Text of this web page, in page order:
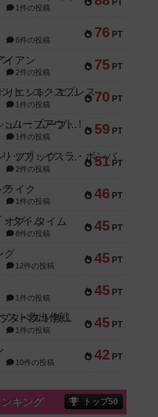
PT
1件の投稿
76 PT
6件の投稿
75 PT
イアン
2件の投稿
70 PT
トランスオリエント・エクスプレス
1件の投稿
59 PT
アンブッシュ！：ムーブアウト！
1件の投稿
51 PT
キャプテン・フリップ：イスラ・ボンバ
2件の投稿
46 PT
ライク
1件の投稿
45 PT
オブ・タイム
8件の投稿
45 PT
グ
12件の投稿
45 PT
1件の投稿
45 PT
Bitter End ブタペスト救出作戦
1件の投稿
42 PT
10件の投稿
キング トップ50